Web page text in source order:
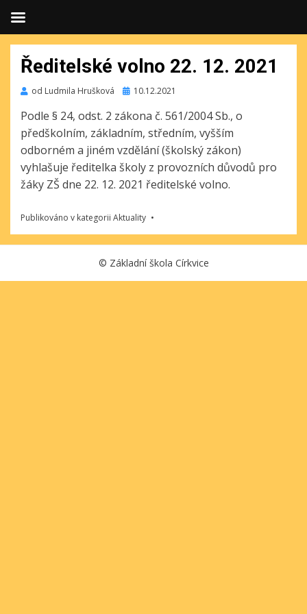
Ředitelské volno 22. 12. 2021
od Ludmila Hrušková Publikováno
10.12.2021
Podle § 24, odst. 2 zákona č. 561/2004 Sb., o
předškolním, základním, středním, vyšším
odborném a jiném vzdělání (školský zákon)
vyhlašuje ředitelka školy z provozních důvodů pro
žáky ZŠ dne 22. 12. 2021 ředitelské volno.
Publikováno v kategorii Aktuality
© Základní škola Církvice